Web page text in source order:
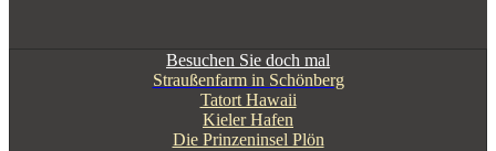
Besuchen Sie doch mal
Straußenfarm in Schönberg
Tatort Hawaii
Kieler Hafen
Die Prinzeninsel Plön